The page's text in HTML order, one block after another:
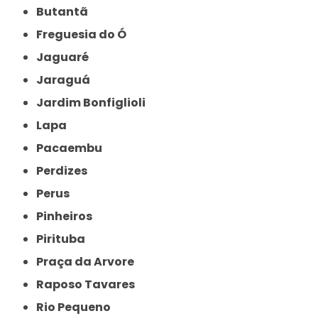
Butantã
Freguesia do Ó
Jaguaré
Jaraguá
Jardim Bonfiglioli
Lapa
Pacaembu
Perdizes
Perus
Pinheiros
Pirituba
Praça da Arvore
Raposo Tavares
Rio Pequeno